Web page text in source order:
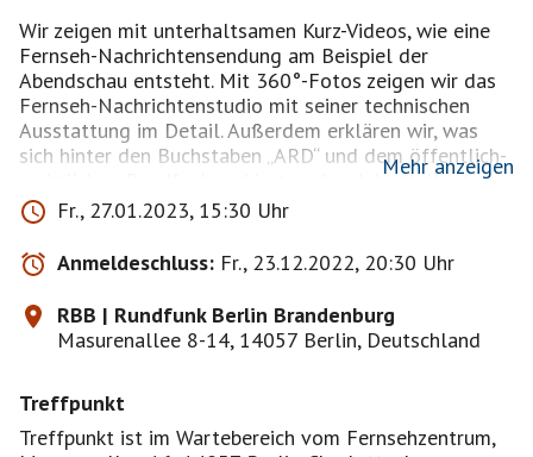
Wir zeigen mit unterhaltsamen Kurz-Videos, wie eine
Fernseh-Nachrichtensendung am Beispiel der
Abendschau entsteht. Mit 360°-Fotos zeigen wir das
Fernseh-Nachrichtenstudio mit seiner technischen
Ausstattung im Detail. Außerdem erklären wir, was
sich hinter den Buchstaben „ARD“ und dem öffentlich-
rechtlichen Rundfunk verbirgt und welche Rolle der
rbb dabei spielt.
Im historischen Haus des Rundfunks zeigen wir ein
modernes Radiostudio und den Hörspielkomplex mit
dem schallarmen Raum, der ein echtes Erlebnis für die
Ohren ist. Aber wir gehen natürlich sehr ausführlich
auch auf die besondere Architektur des Hauses ein,
Hans Poelzig damals hatte und wir erzählen auch die
wirklich spannende Geschichte, die das Haus in den
Mehr anzeigen
Fr., 27.01.2023, 15:30 Uhr
Anmeldeschluss: Fr., 23.12.2022, 20:30 Uhr
RBB | Rundfunk Berlin Brandenburg
Masurenallee 8-14, 14057 Berlin, Deutschland
Treffpunkt
Treffpunkt ist im Wartebereich vom Fernsehzentrum,